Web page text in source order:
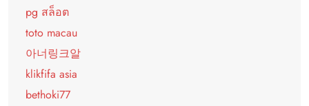
pg สล็อต
toto macau
아너링크알
klikfifa asia
bethoki77